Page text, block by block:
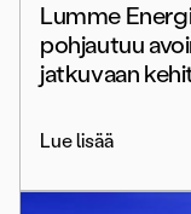
Lumme
pohjautuu
jatkuvaan
Lue lisää